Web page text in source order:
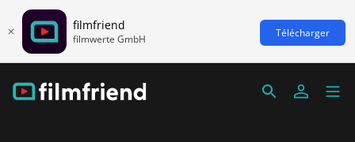
filmfriend
filmwerte GmbH Télécharger